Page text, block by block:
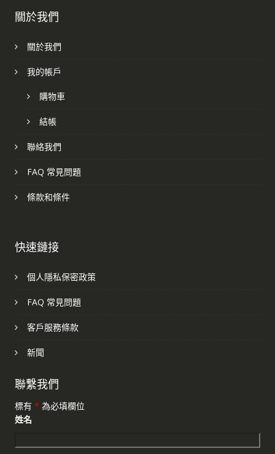
關於我們
關於我們
我的帳戶
購物車
結帳
聯絡我們
FAQ 常見問題
條款和條件
快速鏈接
個人隱私保密政策
FAQ 常見問題
客戶服務條款
新聞
聯繫我們
標有 * 為必填欄位
姓名